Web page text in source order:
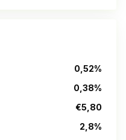
0,52%
0,38%
€5,80
2,8%